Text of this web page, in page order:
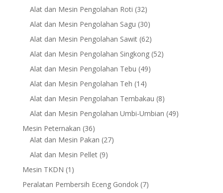
Alat dan Mesin Pengolahan Roti 3232
products
Alat dan Mesin Pengolahan Sagu 3030
products
Alat dan Mesin Pengolahan Sawit 6262
products
Alat dan Mesin Pengolahan Singkong 5252
Alat dan Mesin Pengolahan Tebu 4949
Alat dan Mesin Pengolahan Teh 1414
products
Alat dan Mesin Pengolahan Tembakau 88
products
Alat dan Mesin Pengolahan Umbi-Umbian 4949
Mesin Peternakan 3636
products
Alat dan Mesin Pakan 2727
Alat dan Mesin Pellet 99
Mesin TKDN 1 1
product
Peralatan Pembersih Eceng Gondok 77